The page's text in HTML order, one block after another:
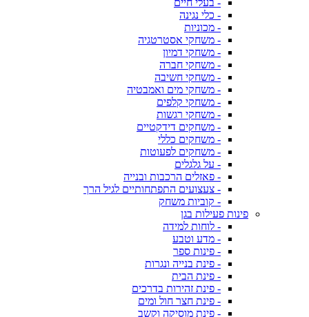
- בעלי חיים
- כלי נגינה
- מכוניות
- משחקי אסטרטגיה
- משחקי דמיון
- משחקי חברה
- משחקי חשיבה
- משחקי מים ואמבטיה
- משחקי קלפים
- משחקי רגשות
- משחקים דידקטיים
- משחקים כללי
- משחקים לפעוטות
- על גלגלים
- פאזלים הרכבות ובנייה
- צעצועים התפתחותיים לגיל הרך
- קוביות משחק
פינות פעילות בגן
- לוחות למידה
- מדע וטבע
- פינות ספר
- פינת בנייה ונגרות
- פינת הבית
- פינת זהירות בדרכים
- פינת חצר חול ומים
- פינת מוסיקה וקשב